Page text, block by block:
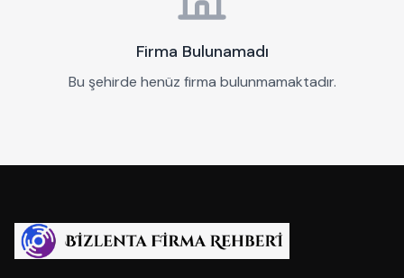
Firma Bulunamadı
Bu şehirde henüz firma bulunmamaktadır.